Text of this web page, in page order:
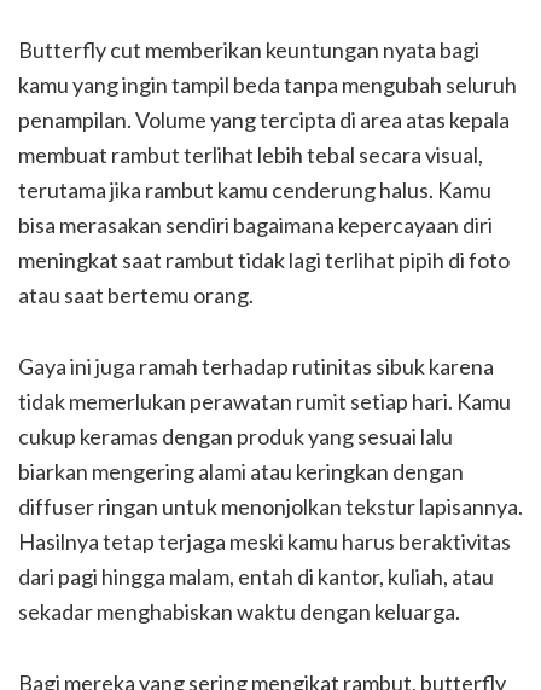
Butterfly cut memberikan keuntungan nyata bagi
kamu yang ingin tampil beda tanpa mengubah seluruh
penampilan. Volume yang tercipta di area atas kepala
membuat rambut terlihat lebih tebal secara visual,
terutama jika rambut kamu cenderung halus. Kamu
bisa merasakan sendiri bagaimana kepercayaan diri
meningkat saat rambut tidak lagi terlihat pipih di foto
atau saat bertemu orang.
Gaya ini juga ramah terhadap rutinitas sibuk karena
tidak memerlukan perawatan rumit setiap hari. Kamu
cukup keramas dengan produk yang sesuai lalu
biarkan mengering alami atau keringkan dengan
diffuser ringan untuk menonjolkan tekstur lapisannya.
Hasilnya tetap terjaga meski kamu harus beraktivitas
dari pagi hingga malam, entah di kantor, kuliah, atau
sekadar menghabiskan waktu dengan keluarga.
Bagi mereka yang sering mengikat rambut, butterfly